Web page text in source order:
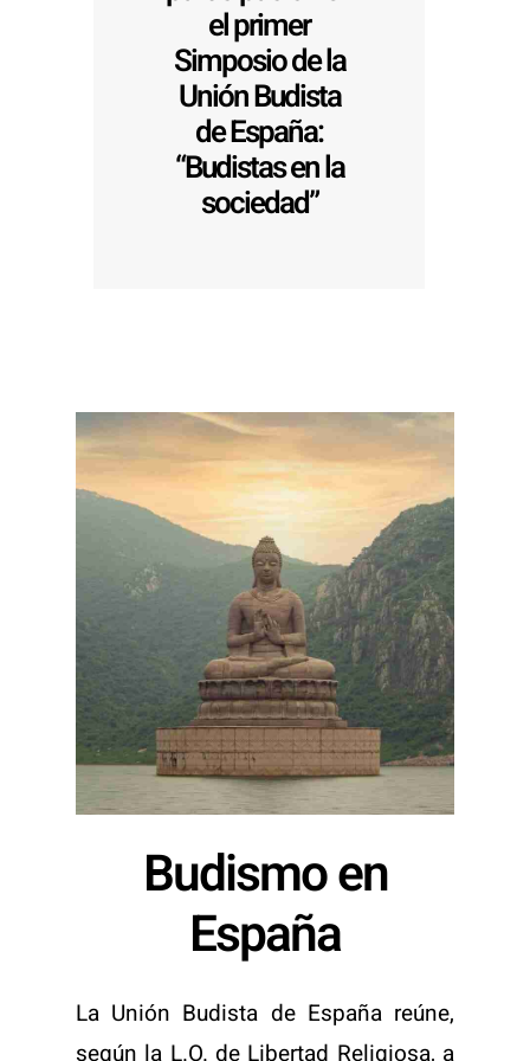
el primer
Simposio de la
Unión Budista
de España:
“Budistas en la
sociedad”
Budismo en
España
La Unión Budista de España reúne,
según la L.O. de Libertad Religiosa, a